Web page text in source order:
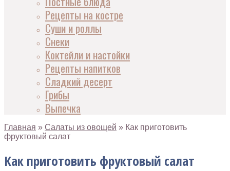
Рецепты на костре
Суши и роллы
Снеки
Коктейли и настойки
Рецепты напитков
Сладкий десерт
Грибы
Выпечка
Главная » Салаты из овощей » Как приготовить
фруктовый салат
Как приготовить фруктовый салат